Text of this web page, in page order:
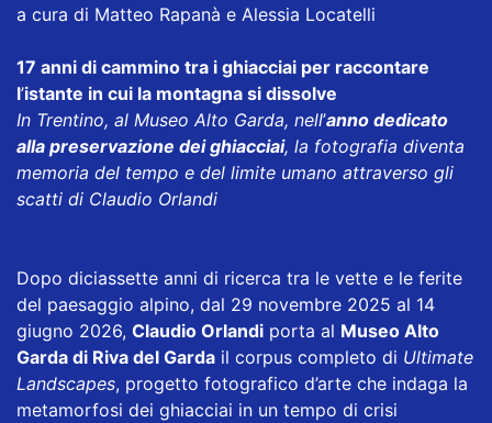
a cura di Matteo Rapanà e Alessia Locatelli
17 anni di cammino tra i ghiacciai per raccontare
l’istante in cui la montagna si dissolve
In Trentino, al Museo Alto Garda, nell’anno dedicato
alla preservazione dei ghiacciai, la fotografia diventa
memoria del tempo e del limite umano attraverso gli
scatti di Claudio Orlandi
Dopo diciassette anni di ricerca tra le vette e le ferite
del paesaggio alpino, dal 29 novembre 2025 al 14
giugno 2026, Claudio Orlandi porta al Museo Alto
Garda di Riva del Garda il corpus completo di Ultimate
Landscapes, progetto fotografico d’arte che indaga la
metamorfosi dei ghiacciai in un tempo di crisi